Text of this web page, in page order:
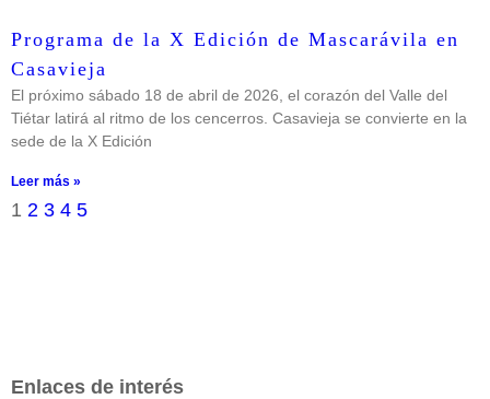
Programa de la X Edición de Mascarávila en
Casavieja
El próximo sábado 18 de abril de 2026, el corazón del Valle del
Tiétar latirá al ritmo de los cencerros. Casavieja se convierte en la
sede de la X Edición
Leer más »
1 2 3 4 5
Enlaces de interés